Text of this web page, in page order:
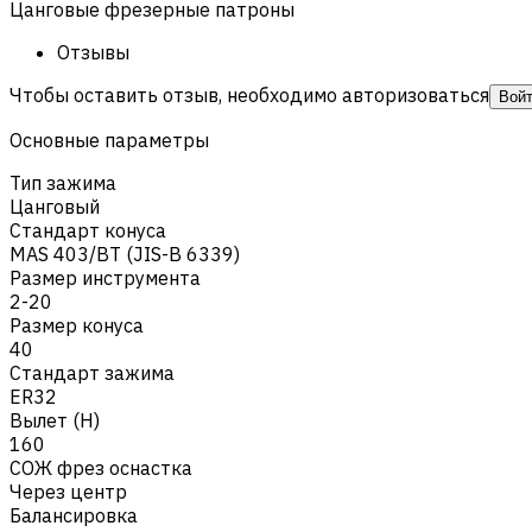
Цанговые фрезерные патроны
Отзывы
Чтобы оставить отзыв, необходимо авторизоваться
Основные параметры
Тип зажима
Цанговый
Стандарт конуса
MAS 403/BT (JIS-B 6339)
Размер инструмента
2-20
Размер конуса
40
Стандарт зажима
ER32
Вылет (H)
160
СОЖ фрез оснастка
Через центр
Балансировка